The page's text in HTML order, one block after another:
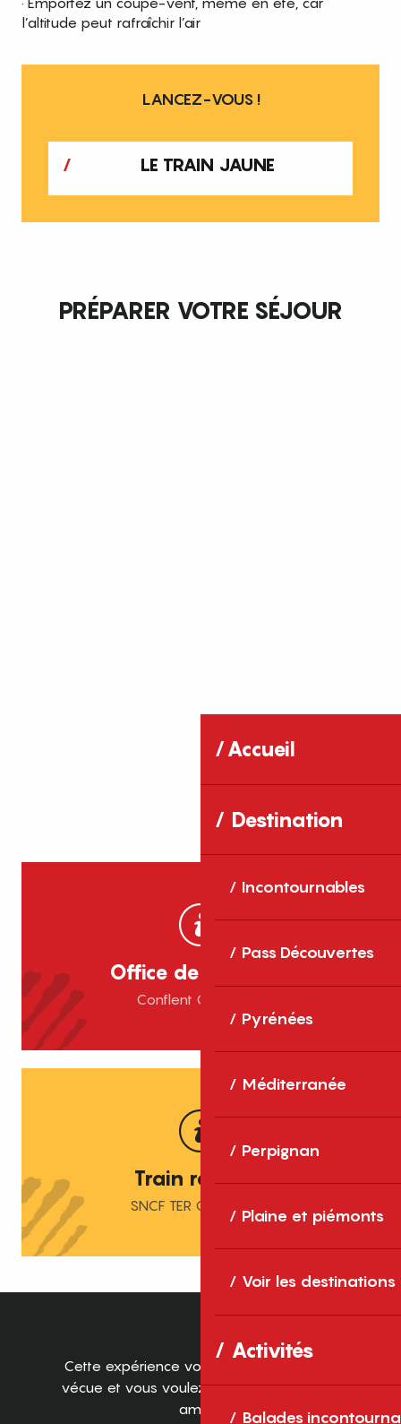
Accueil
Destination
Incontournables
Pass Découvertes
Pyrénées
Méditerranée
Perpignan
Plaine et piémonts
Voir les destinations
Activités
Balades
l’altitude peut rafraîchir l’air
LANCEZ-VOUS !
LE TRAIN JAUNE
PRÉPARER VOTRE SÉJOUR
Office de Tourisme
Conflent Canigou
Train régional
SNCF TER Occitanie
Cette expérience vous plaît ? Vous l’avez
vécue et vous voulez en faire profiter vos
amis ?